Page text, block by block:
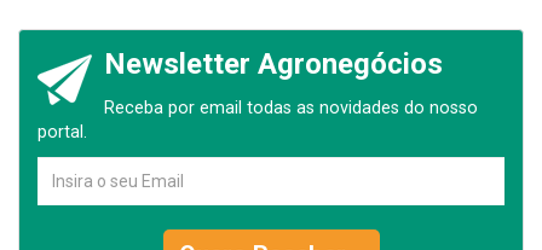
Newsletter Agronegócios
Receba por email todas as novidades do nosso
portal.